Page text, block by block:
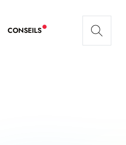
CONSEILS NOUVEAUX ARTICLES